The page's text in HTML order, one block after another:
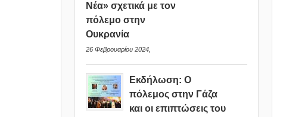
Νέα» σχετικά με τον
πόλεμο στην
Ουκρανία
26 Φεβρουαρίου 2024,
Εκδήλωση: Ο
πόλεμος στην Γάζα
και οι επιπτώσεις του